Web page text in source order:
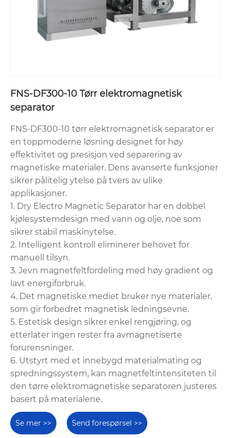
FNS-DF300-10 Tørr elektromagnetisk
separator
FNS-DF300-10 tørr elektromagnetisk separator er
en toppmoderne løsning designet for høy
effektivitet og presisjon ved separering av
magnetiske materialer. Dens avanserte funksjoner
sikrer pålitelig ytelse på tvers av ulike
applikasjoner.
1. Dry Electro Magnetic Separator har en dobbel
kjølesystemdesign med vann og olje, noe som
sikrer stabil maskinytelse.
2. Intelligent kontroll eliminerer behovet for
manuell tilsyn.
3. Jevn magnetfeltfordeling med høy gradient og
lavt energiforbruk.
4. Det magnetiske mediet bruker nye materialer,
som gir forbedret magnetisk ledningsevne.
5. Estetisk design sikrer enkel rengjøring, og
etterlater ingen rester fra avmagnetiserte
forurensninger.
6. Utstyrt med et innebygd materialmating og
spredningssystem, kan magnetfeltintensiteten til
den tørre elektromagnetiske separatoren justeres
basert på materialene.
Se mer >> Send forespørsel >>